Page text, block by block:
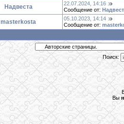
Надвеста
22.07.2024, 14:16
Сообщение от:
masterkosta
05.10.2023, 14:14
Сообщение от:
Поиск:
Вы